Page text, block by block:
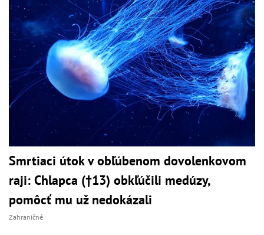
Smrtiaci útok v obľúbenom dovolenkovom
raji: Chlapca (†13) obkľúčili medúzy,
pomôcť mu už nedokázali
Zahraničné